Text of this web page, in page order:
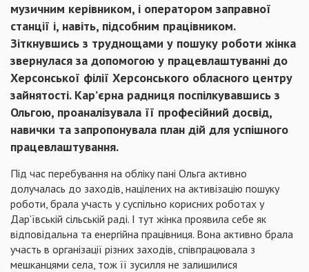
музичним керівником, і оператором заправної
станції і, навіть, підсобним працівником.
Зіткнувшись з труднощами у пошуку роботи жінка
звернулася за допомогою у працевлаштуванні до
Херсонської філії Херсонського обласного центру
зайнятості. Кар’єрна радниця поспілкувавшись з
Ольгою, проаналізувала її професійний досвід,
навички та запропонувала план дій для успішного
працевлаштування.
Під час перебування на обліку пані Ольга активно
долучалась до заходів, націлених на активізацію пошуку
роботи, брала участь у суспільно корисних роботах у
Дар’ївській сільській раді. І тут жінка проявила себе як
відповідальна та енергійна працівниця. Вона активно брала
участь в організації різних заходів, співпрацювала з
мешканцями села, тож її зусилля не залишилися